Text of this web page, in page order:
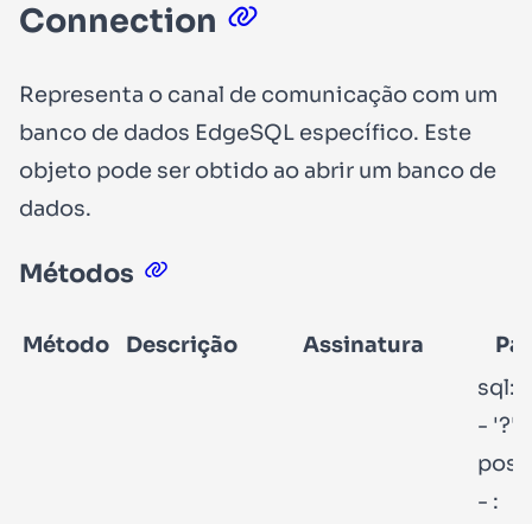
Connection
Representa o canal de comunicação com um
banco de dados EdgeSQL específico. Este
objeto pode ser obtido ao abrir um banco de
dados.
Métodos
Método Descrição Assinatura
sql:
- '?'
- :